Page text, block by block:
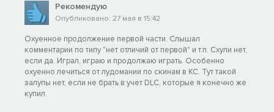
Рекомендую
Опубликовано: 27 мая в 15:42
Охуенное продолжение первой части. Слышал
комментарии по типу "нет отличий от первой" и т.п. Схули нет,
если да. Играл, играю и продолжаю играть. Особенно
охуенно лечиться от лудомании по скинам в КС. Тут такой
залупы нет, если не брать в учет DLC, которые я конечно же
купил.